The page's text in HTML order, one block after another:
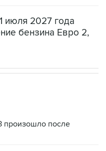
июля 2027 года
бензина Евро 2,
произошло после